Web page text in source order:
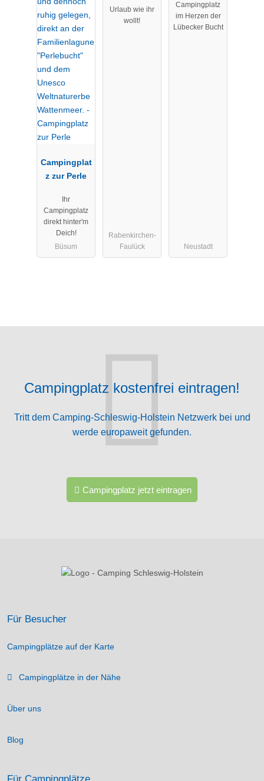
Campingplat
z zur Perle
Ihr
Campingplatz
direkt hinter'm
Deich!
Büsum
Urlaub wie ihr
wollt!
Rabenkirchen-
Faulück
Campingplatz
im Herzen der
Lübecker Bucht
Neustadt
Campingplatz kostenfrei eintragen!
Tritt dem Camping-Schleswig-Holstein Netzwerk bei und
werde europaweit gefunden.
Campingplatz jetzt eintragen
Für Besucher
Campingplätze auf der Karte
Campingplätze in der Nähe
Über uns
Blog
Für Campingplätze